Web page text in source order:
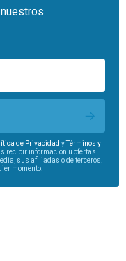
de Privacidad y
Términos y
recibir información u ofertas
sus afiliadas o de terceros.
momento.